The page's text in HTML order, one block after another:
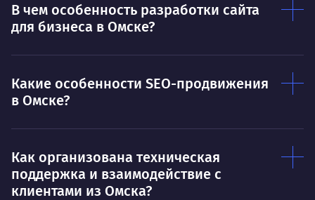
В чем особенность разработки сайта
для бизнеса в Омске?
Какие особенности SEO-продвижения
в Омске?
Как организована техническая
поддержка и взаимодействие с
клиентами из Омска?